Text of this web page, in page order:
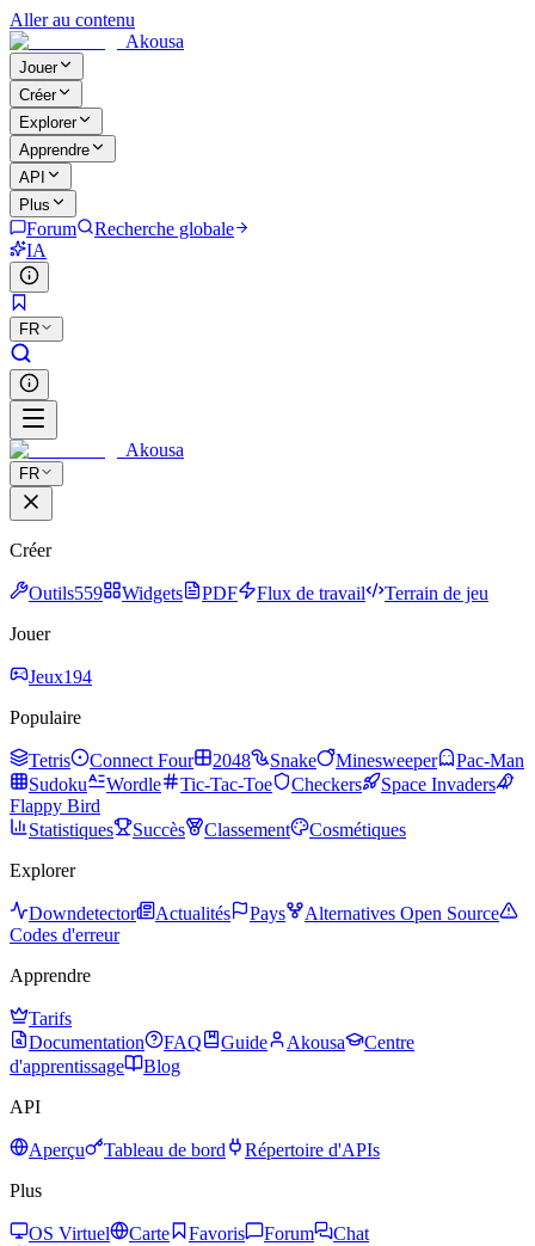
Aller au contenu
Akousa
Jouer
Créer
Explorer
Apprendre
API
Plus
Forum
Recherche globale
IA
FR
Akousa
FR
Créer
Outils559 Widgets PDF Flux de travail
Terrain de jeu
Jouer
Jeux194
Populaire
Tetris Connect Four 2048 Snake Minesweeper
Pac-Man
Sudoku
Wordle Tic-Tac-Toe Checkers
Space Invaders
Flappy Bird
Statistiques
Succès Classement
Cosmétiques
Explorer
Downdetector Actualités Pays
Alternatives Open Source
Codes d'erreur
Apprendre
Tarifs
Documentation
FAQ Guide Akousa
Centre
d'apprentissage
Blog
API
Aperçu Tableau de bord
Répertoire d'APIs
Plus
OS Virtuel Carte Favoris Forum
Chat